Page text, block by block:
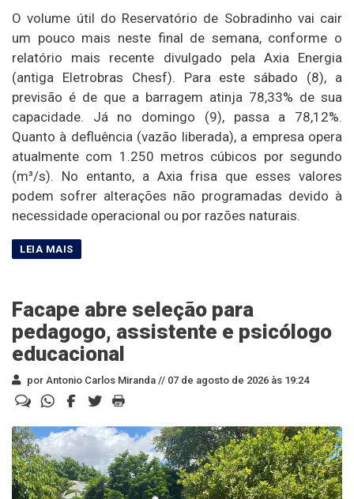
O volume útil do Reservatório de Sobradinho vai cair
um pouco mais neste final de semana, conforme o
relatório mais recente divulgado pela Axia Energia
(antiga Eletrobras Chesf). Para este sábado (8), a
previsão é de que a barragem atinja 78,33% de sua
capacidade. Já no domingo (9), passa a 78,12%.
Quanto à defluência (vazão liberada), a empresa opera
atualmente com 1.250 metros cúbicos por segundo
(m³/s). No entanto, a Axia frisa que esses valores
podem sofrer alterações não programadas devido à
necessidade operacional ou por razões naturais.
Facape abre seleção para
pedagogo, assistente e psicólogo
educacional
por Antonio Carlos Miranda // 07 de agosto de 2026 às 19:24